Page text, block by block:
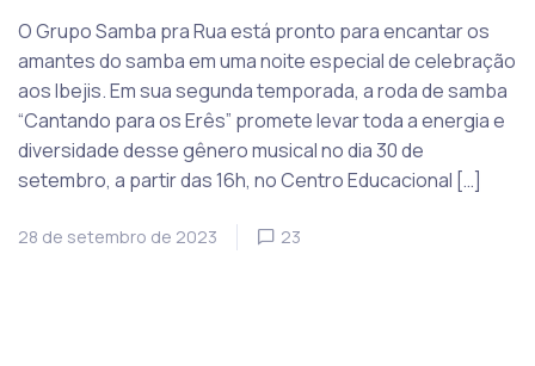
O Grupo Samba pra Rua está pronto para encantar os
amantes do samba em uma noite especial de celebração
aos Ibejis. Em sua segunda temporada, a roda de samba
“Cantando para os Erês” promete levar toda a energia e
diversidade desse gênero musical no dia 30 de
setembro, a partir das 16h, no Centro Educacional […]
28 de setembro de 2023 23